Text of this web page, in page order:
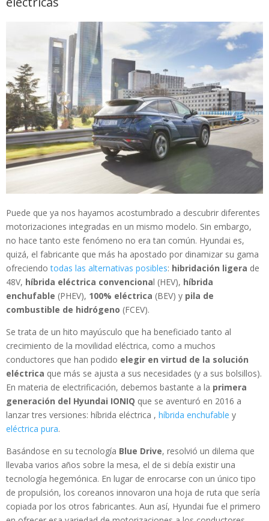
Puede que ya nos hayamos acostumbrado a descubrir diferentes
motorizaciones integradas en un mismo modelo. Sin embargo,
no hace tanto este fenómeno no era tan común. Hyundai es,
quizá, el fabricante que más ha apostado por dinamizar su gama
ofreciendotodas las alternativas posibles: hibridación ligera de
48V, híbrida eléctrica convencional (HEV), híbrida
enchufable (PHEV), 100% eléctrica (BEV) y pila de
combustible de hidrógeno (FCEV).
Se trata de un hito mayúsculo que ha beneficiado tanto al
crecimiento de la movilidad eléctrica, como a muchos
conductores que han podido elegir en virtud de la solución
eléctrica que más se ajusta a sus necesidades (y a sus bolsillos).
En materia de electrificación, debemos bastante a la primera
generación del Hyundai IONIQ que se aventuró en 2016 a
lanzar tres versiones: híbrida eléctrica , híbrida enchufable y
eléctrica pura.
Basándose en su tecnología Blue Drive, resolvió un dilema que
llevaba varios años sobre la mesa, el de si debía existir una
tecnología hegemónica. En lugar de enrocarse con un único tipo
de propulsión, los coreanos innovaron una hoja de ruta que sería
copiada por los otros fabricantes. Aun así, Hyundai fue el primero